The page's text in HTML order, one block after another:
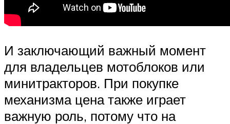
И заключающий важный момент
для владельцев мотоблоков или
минитракторов. При покупке
механизма цена также играет
важную роль, потому что на